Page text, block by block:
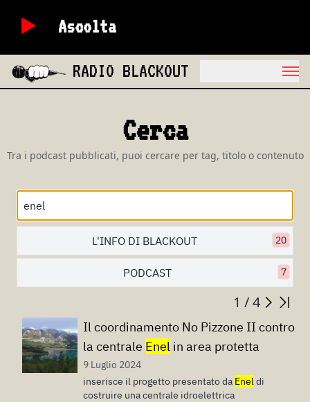
Ascolta
RADIO BLACKOUT
Cerca
Tra i podcast pubblicati, puoi cercare per tag, titolo o contenuto
L'INFO DI BLACKOUT 20
PODCAST 7
1 / 4
Il coordinamento No Pizzone II contro
la centrale Enel in area protetta
9 Luglio 2024
inserisce il progetto presentato da Eneldi
costruire una centrale idroelettrica